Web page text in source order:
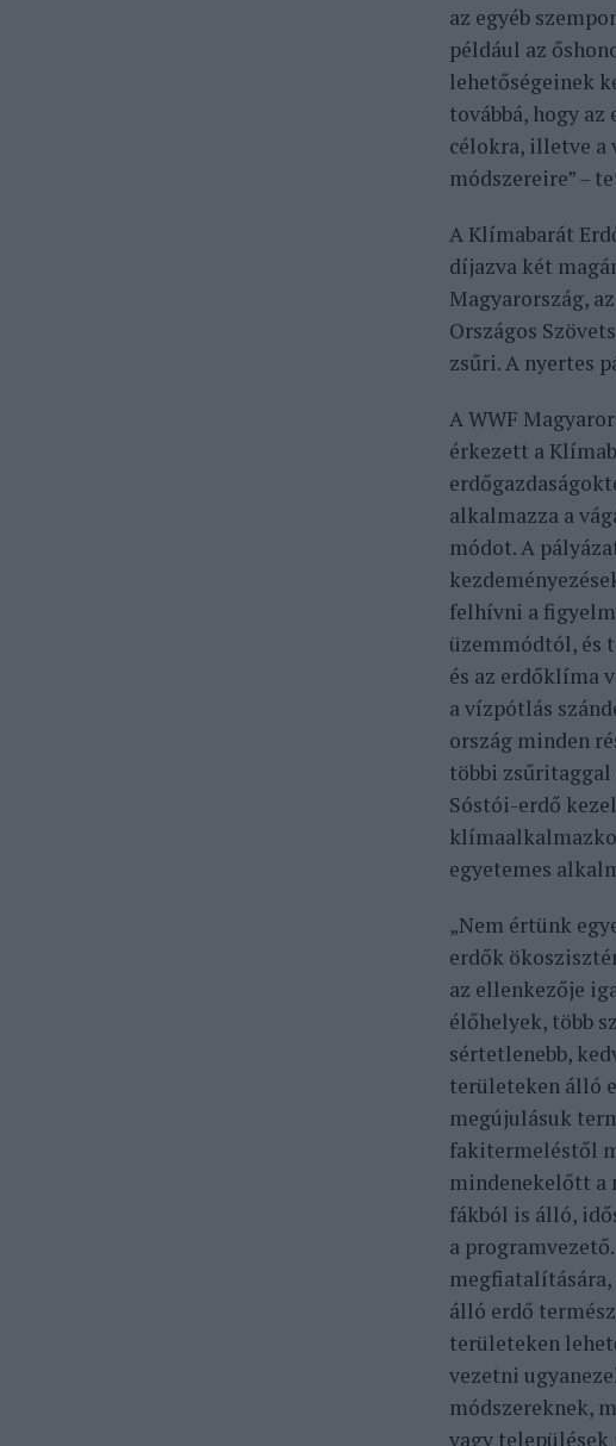
az egyéb
például az
lehetőségeinek
továbbá, hogy
célokra, illetve a
módszereire” –
A Klímabarát
díjazva két
Magyarország,
Országos
zsűri. A nyertes
A WWF
érkezett a
alkalmazza a
módot. A
felhívni a
üzemmódtól, és
és az erdőklíma
a vízpótlás
ország minden
többi zsűritaggal
Sóstói-erdő
egyetemes
„Nem értünk
erdők
az ellenkezője
élőhelyek, több
sértetlenebb,
területeken álló
megújulásuk
fakitermeléstől
mindenekelőtt a
fákból is álló,
a
megfiatalítására,
álló erdő
területeken
vezetni
módszereknek,
vagy települések